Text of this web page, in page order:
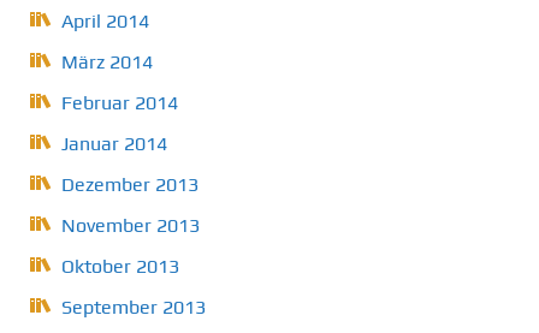
April 2014
März 2014
Februar 2014
Januar 2014
Dezember 2013
November 2013
Oktober 2013
September 2013